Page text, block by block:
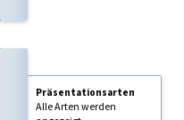
Präsentationsarten
Alle Arten werden